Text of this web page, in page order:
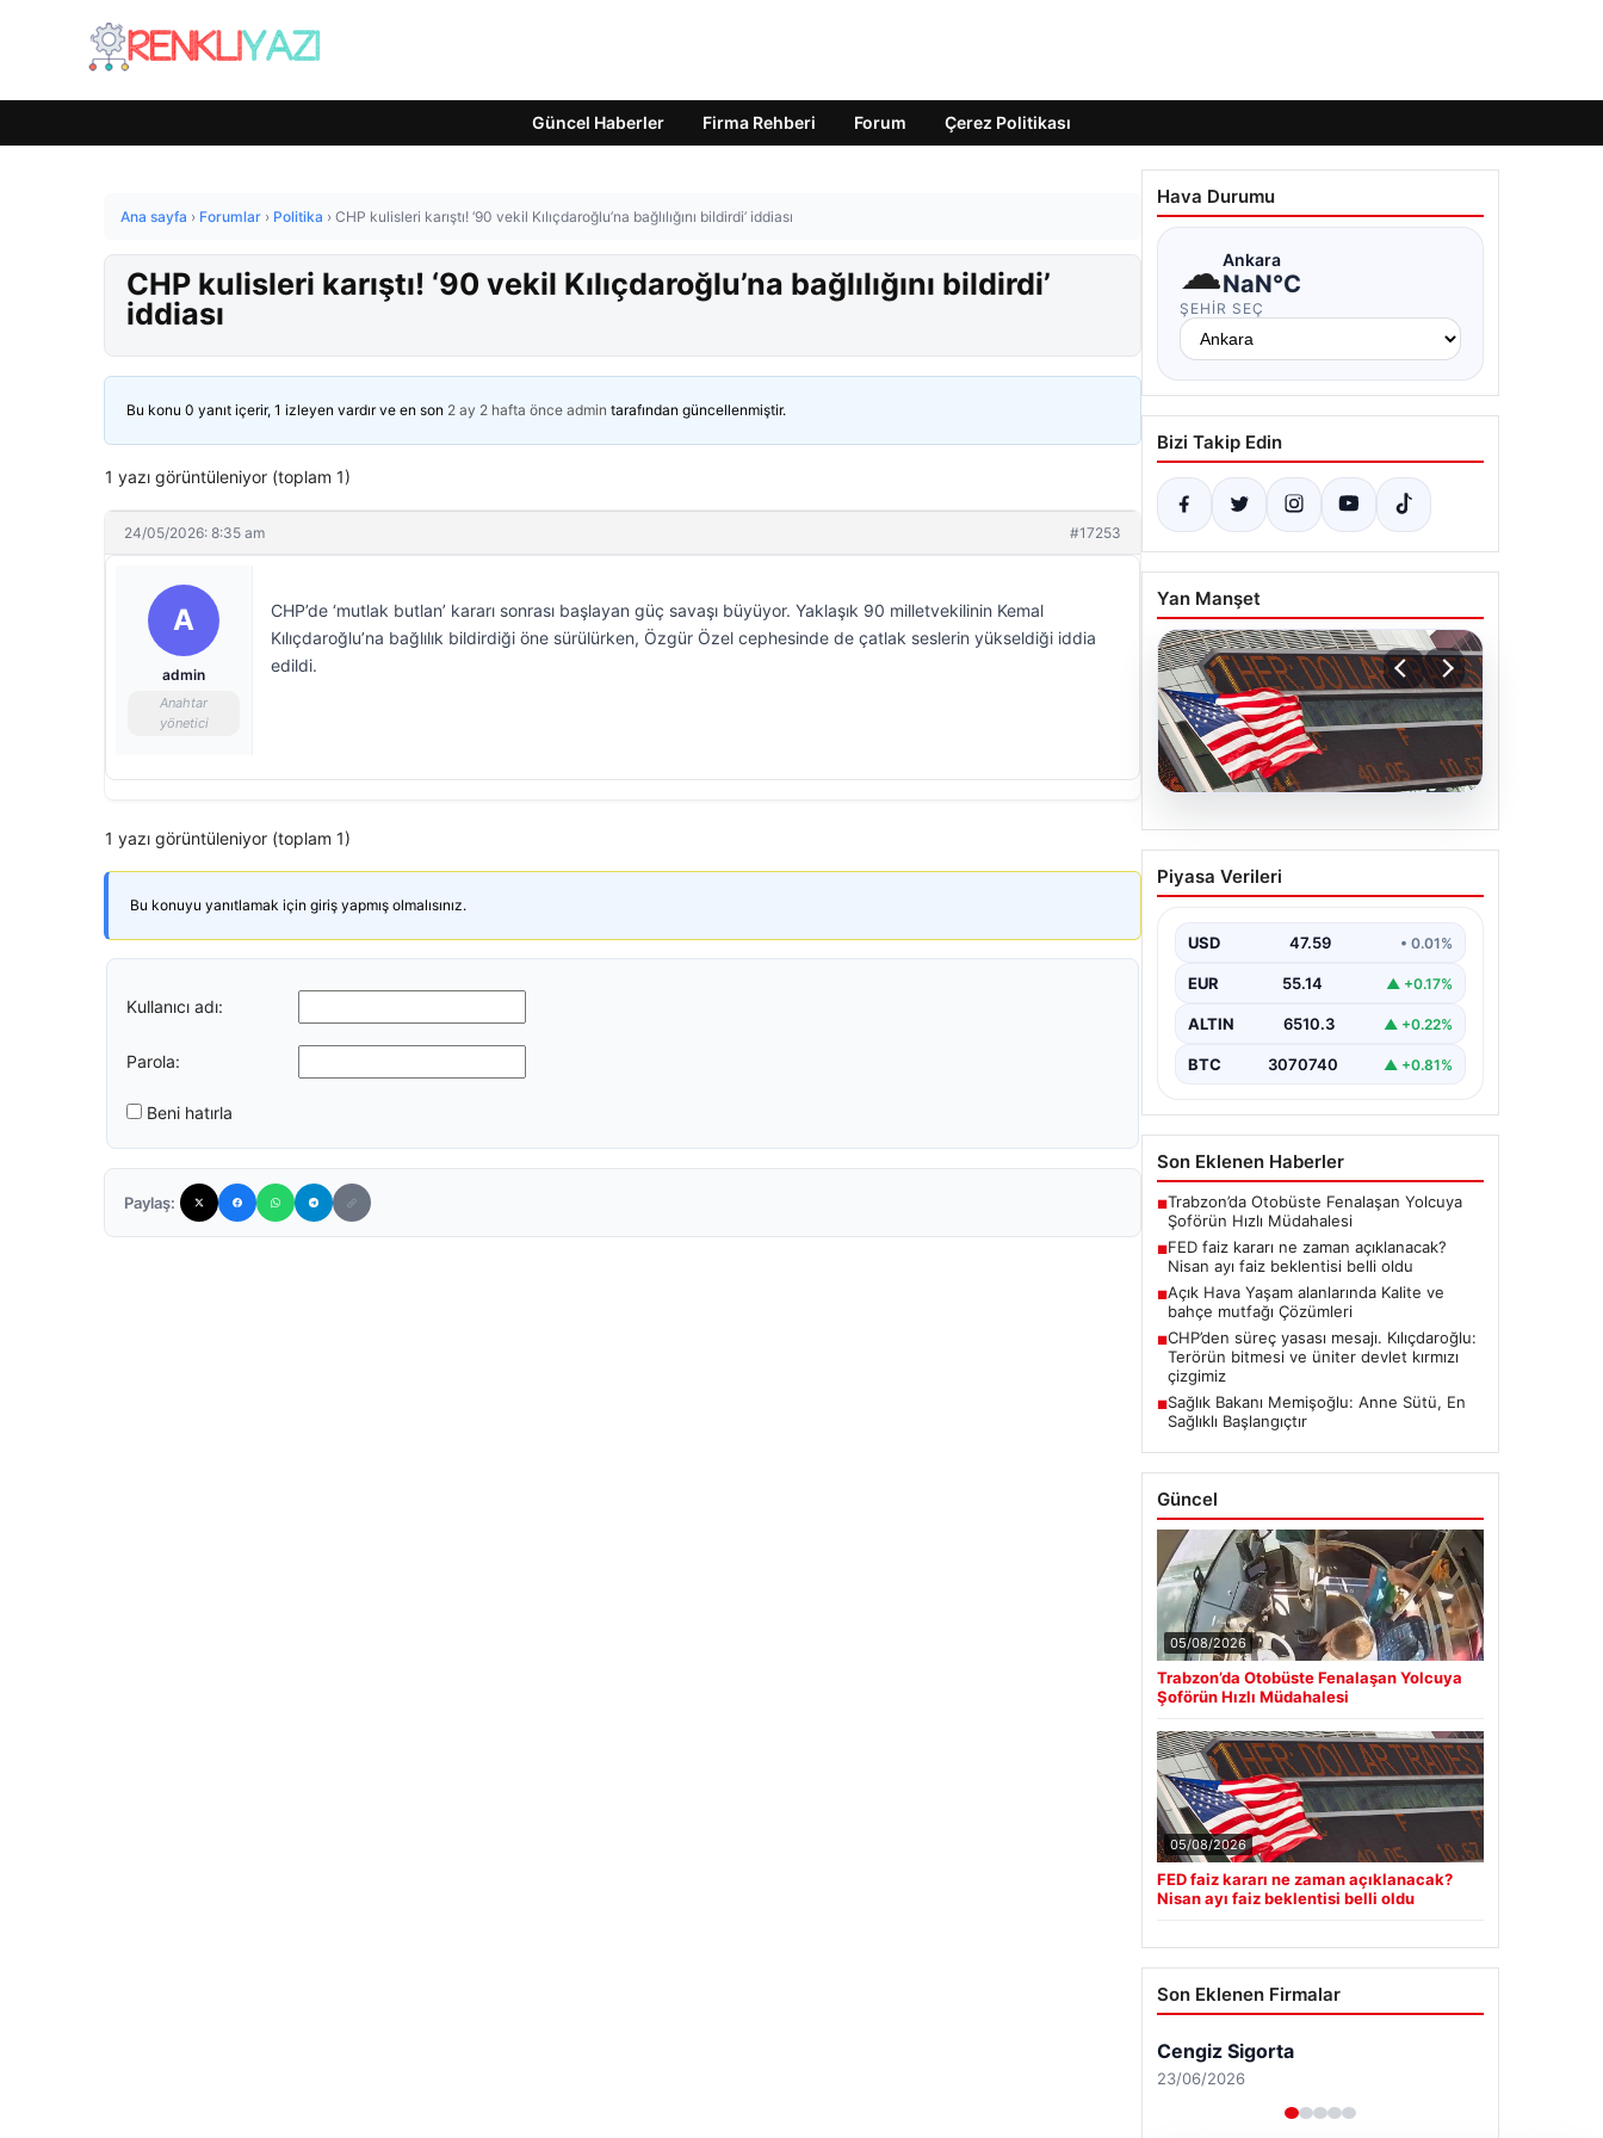
Güncel Haberler Firma Rehberi Forum Çerez Politikası
Ana sayfa › Forumlar › Politika › CHP kulisleri karıştı! ‘90 vekil Kılıçdaroğlu’na bağlılığını bildirdi’ iddiası
CHP kulisleri karıştı! ‘90 vekil Kılıçdaroğlu’na bağlılığını bildirdi’
iddiası
Bu konu 0 yanıt içerir, 1 izleyen vardır ve en son 2 ay 2 hafta önce admin tarafından güncellenmiştir.
1 yazı görüntüleniyor (toplam 1)
24/05/2026: 8:35 am #17253
A
admin
Anahtar
yönetici
CHP’de ‘mutlak butlan’ kararı sonrası başlayan güç savaşı büyüyor. Yaklaşık 90 milletvekilinin Kemal
Kılıçdaroğlu’na bağlılık bildirdiği öne sürülürken, Özgür Özel cephesinde de çatlak seslerin yükseldiği iddia
edildi.
1 yazı görüntüleniyor (toplam 1)
Bu konuyu yanıtlamak için giriş yapmış olmalısınız.
Kullanıcı adı:
Parola:
Beni hatırla
Paylaş:
Hava Durumu
☁Ankara
NaN°C
ŞEHIR SEÇ
Bizi Takip Edin
Yan Manşet
05.08.2026
FED faiz kararı ne zaman
açıklanacak? Nisan ayı
Piyasa Verileri
USD 47.59 • 0.01%
EUR 55.14 ▲ +0.17%
ALTIN 6510.3 ▲ +0.22%
BTC 3070740 ▲ +0.81%
Son Eklenen Haberler
■Trabzon’da Otobüste Fenalaşan Yolcuya
Şoförün Hızlı Müdahalesi
■FED faiz kararı ne zaman açıklanacak?
Nisan ayı faiz beklentisi belli oldu
■Açık Hava Yaşam alanlarında Kalite ve
bahçe mutfağı Çözümleri
■CHP’den süreç yasası mesajı. Kılıçdaroğlu:
Terörün bitmesi ve üniter devlet kırmızı
çizgimiz
■Sağlık Bakanı Memişoğlu: Anne Sütü, En
Sağlıklı Başlangıçtır
Güncel
05/08/2026
Trabzon’da Otobüste Fenalaşan Yolcuya
Şoförün Hızlı Müdahalesi
05/08/2026
FED faiz kararı ne zaman açıklanacak?
Nisan ayı faiz beklentisi belli oldu
Son Eklenen Firmalar
Cengiz Sigorta
23/06/2026